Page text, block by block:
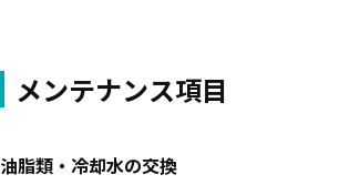
メンテナンス項目
油脂類・冷却水の交換